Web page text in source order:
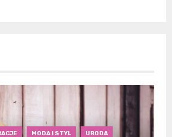
MODA I STYL URODA